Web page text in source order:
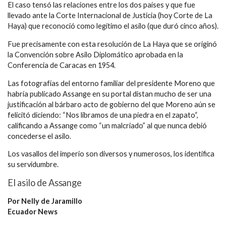
El caso tensó las relaciones entre los dos países y que fue
llevado ante la Corte Internacional de Justicia (hoy Corte de La
Haya) que reconoció como legítimo el asilo (que duró cinco años).
Fue precisamente con esta resolución de La Haya que se originó
la Convención sobre Asilo Diplomático aprobada en la
Conferencia de Caracas en 1954.
Las fotografías del entorno familiar del presidente Moreno que
habría publicado Assange en su portal distan mucho de ser una
justificación al bárbaro acto de gobierno del que Moreno aún se
felicitó diciendo: “Nos libramos de una piedra en el zapato“,
calificando a Assange como “un malcriado” al que nunca debió
concederse el asilo.
Los vasallos del imperio son diversos y numerosos, los identifica
su servidumbre.
El asilo de Assange
Por Nelly de Jaramillo
Ecuador News